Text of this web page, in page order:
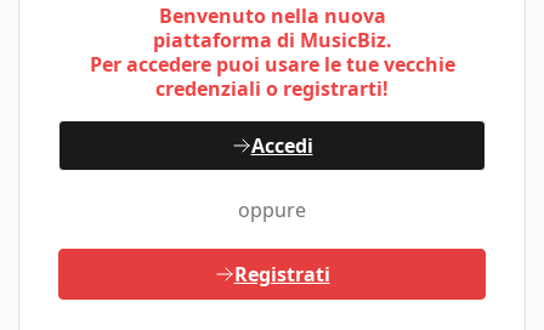
Benvenuto nella nuova
piattaforma di MusicBiz.
Per accedere puoi usare le tue vecchie
credenziali o registrarti!
Accedi
oppure
Registrati